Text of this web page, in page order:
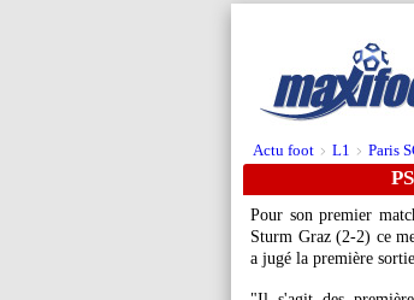
Actu foot > L1 > Paris
Pour son premier
Sturm Graz (2-2) ce
a jugé la première